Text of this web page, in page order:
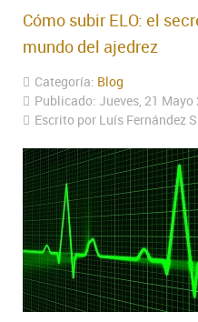
Cómo subir ELO: el
mundo del ajedrez
Categoría: Blog
Publicado: Jueves, 21 Mayo
Escrito por Luís Fernández